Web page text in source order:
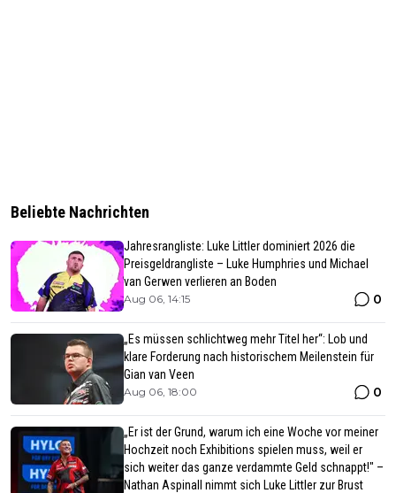
Beliebte Nachrichten
Jahresrangliste: Luke Littler dominiert 2026 die
Preisgeldrangliste – Luke Humphries und Michael
van Gerwen verlieren an Boden
Aug 06, 14:15 0
„Es müssen schlichtweg mehr Titel her“: Lob und
klare Forderung nach historischem Meilenstein für
Gian van Veen
Aug 06, 18:00 0
„Er ist der Grund, warum ich eine Woche vor meiner
Hochzeit noch Exhibitions spielen muss, weil er
sich weiter das ganze verdammte Geld schnappt!" –
Nathan Aspinall nimmt sich Luke Littler zur Brust